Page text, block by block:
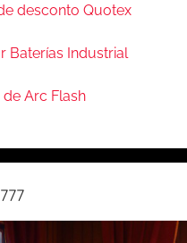
desconto Quotex
Baterías Industrial
Arc Flash